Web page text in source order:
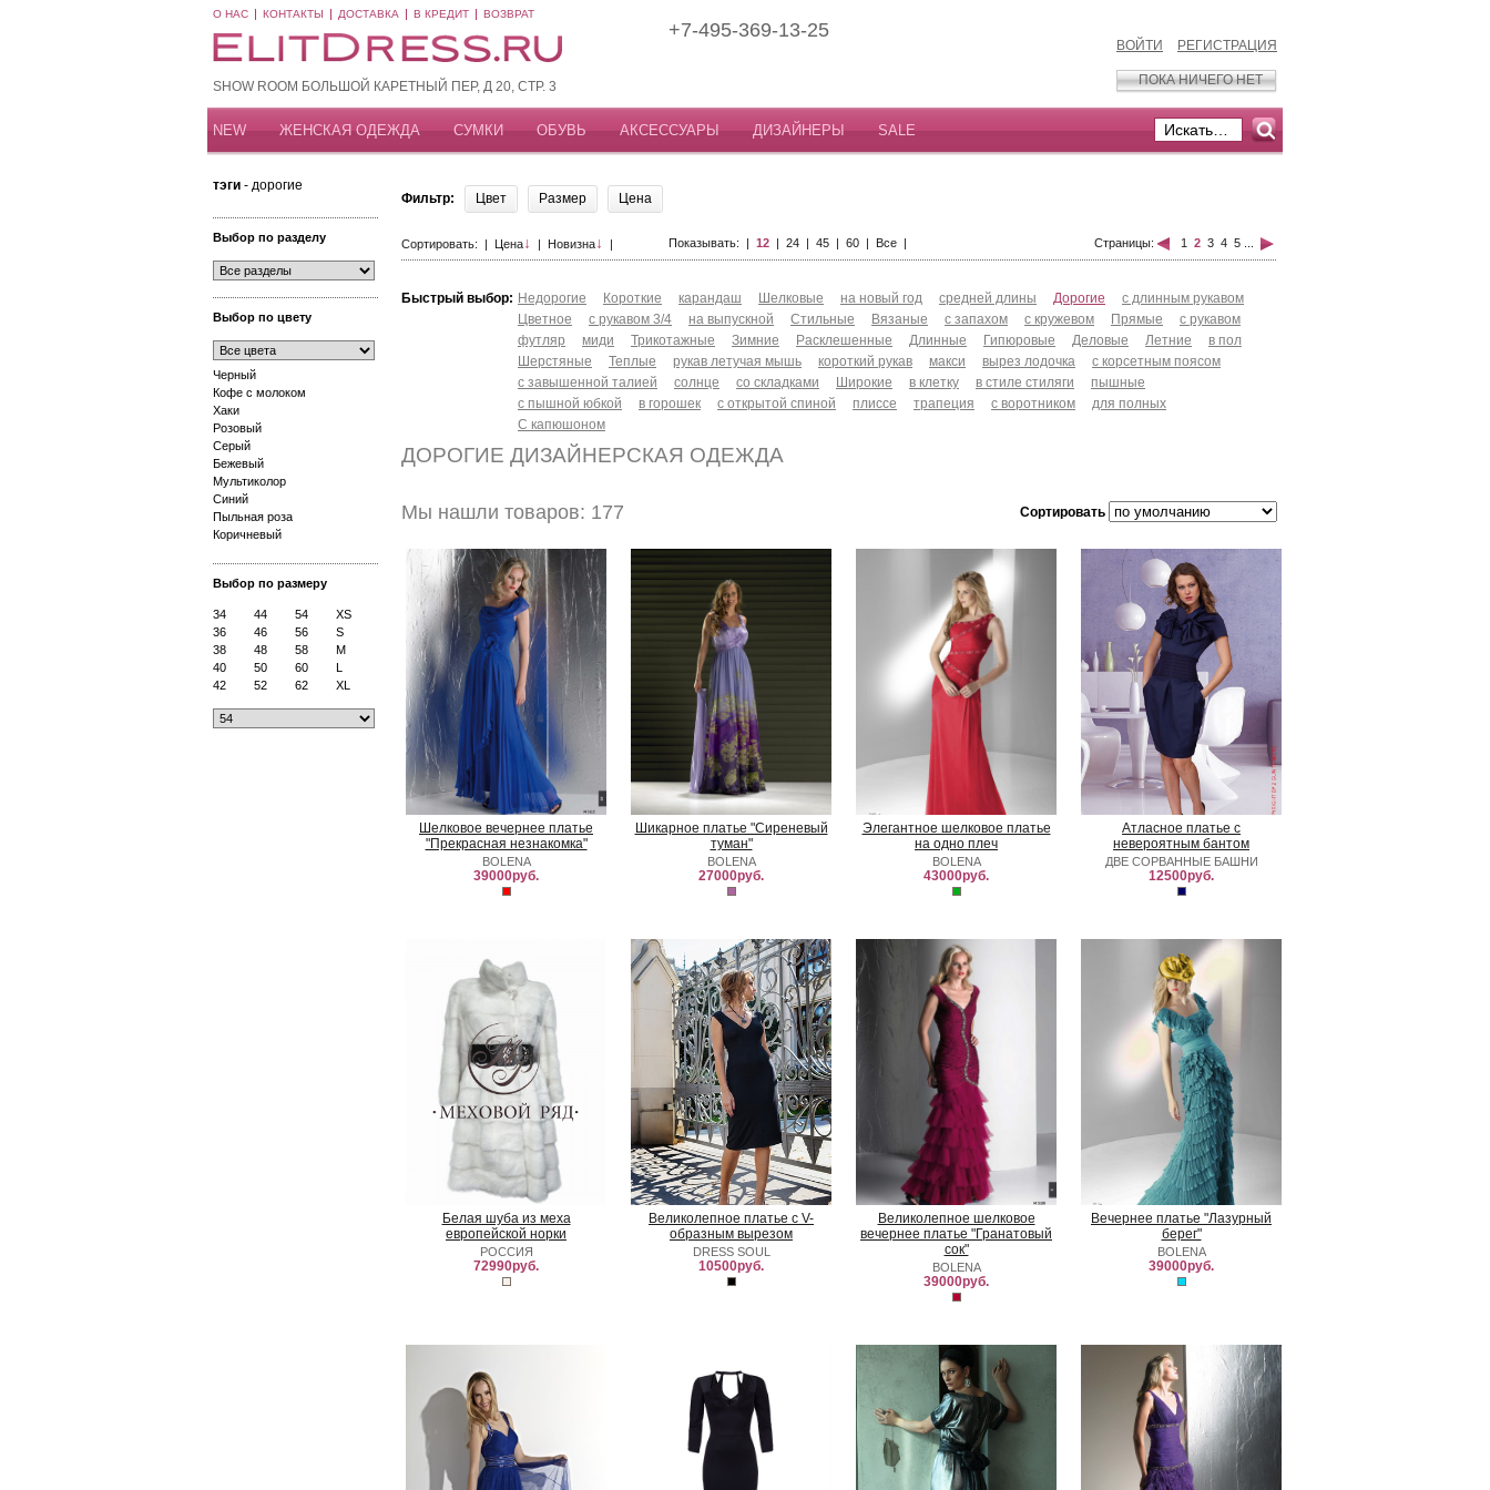
О НАС КОНТАКТЫ ДОСТАВКА В КРЕДИТ ВОЗВРАТ
SHOW ROOM БОЛЬШОЙ КАРЕТНЫЙ ПЕР, Д 20, СТР. 3
+7-495-369-13-25
ВОЙТИ РЕГИСТРАЦИЯ
ПОКА НИЧЕГО НЕТ
NEW ЖЕНСКАЯ ОДЕЖДА СУМКИ ОБУВЬ АКСЕССУАРЫ ДИЗАЙНЕРЫ SALE
тэги - дорогие
Выбор по разделу
Выбор по цвету
Черный
Кофе с молоком
Хаки
Розовый
Серый
Бежевый
Мультиколор
Синий
Пыльная роза
Коричневый
Выбор по размеру
34 44 54
XS
36
46 56
S
38
48 58
M
40
50 60
L
42
52 62 XL
Фильтр: Цвет Размер Цена
Сортировать: | Цена↓ | Новизна↓ | Показывать: | 12 | 24 | 45 | 60 | Все | Страницы: 1 2 3 4 5
Быстрый выбор: Недорогие Короткие карандаш Шелковые на новый год средней длины Дорогие
с длинным рукавом
Цветное
с рукавом 3/4 на выпускной Стильные Вязаные с запахом с кружевом Прямые
с рукавом
футляр
миди Трикотажные Зимние Расклешенные Длинные Гипюровые Деловые Летние
в пол
Шерстяные
Теплые рукав летучая мышь короткий рукав макси вырез лодочка
с корсетным поясом
с завышенной талией
солнце со складками Широкие в клетку в стиле стиляги
пышные
с пышной юбкой
в горошек с открытой спиной плиссе трапеция с воротником
для полных
С капюшоном
ДОРОГИЕ ДИЗАЙНЕРСКАЯ ОДЕЖДА
Мы нашли товаров: 177 Сортировать
Шелковое вечернее платье
"Прекрасная незнакомка"
BOLENA
39000руб.
Шикарное платье "Сиреневый
туман"
BOLENA
27000руб.
Элегантное шелковое платье
на одно плеч
BOLENA
43000руб.
Атласное платье с
невероятным бантом
ДВЕ СОРВАННЫЕ БАШНИ
12500руб.
Белая шуба из меха
европейской норки
РОССИЯ
72990руб.
Великолепное платье с V-
образным вырезом
DRESS SOUL
10500руб.
Великолепное шелковое
вечернее платье "Гранатовый
сок"
BOLENA
39000руб.
Вечернее платье "Лазурный
берег"
BOLENA
39000руб.